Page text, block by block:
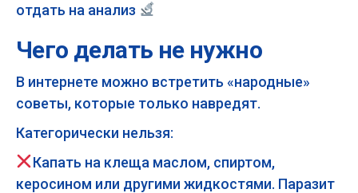
отдать на анализ
Чего делать не нужно
В интернете можно встретить «народные»
советы, которые только навредят.
Категорически нельзя:
Капать на клеща маслом, спиртом,
керосином или другими жидкостями. Паразит